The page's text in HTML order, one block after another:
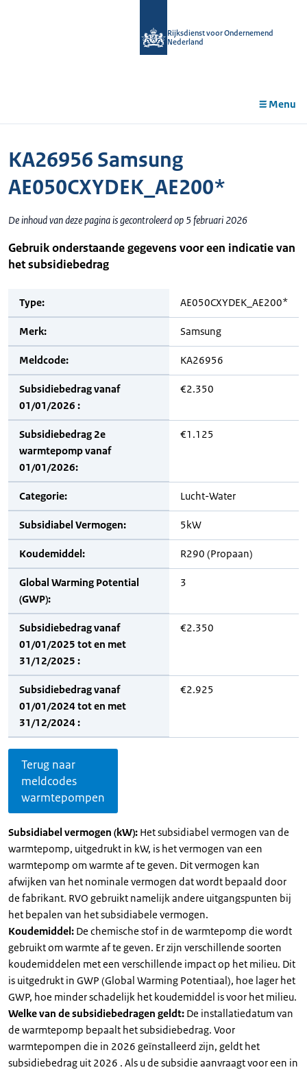
Rijksdienst voor Ondernemend
Nederland
Menu
KA26956 Samsung
AE050CXYDEK_AE200*
De inhoud van deze pagina is gecontroleerd op 5 februari 2026
Gebruik onderstaande gegevens voor een indicatie van
het subsidiebedrag
Type: AE050CXYDEK_AE200*
Merk: Samsung
Meldcode: KA26956
Subsidiebedrag vanaf
01/01/2026 :
€2.350
Subsidiebedrag 2e
warmtepomp vanaf
01/01/2026:
€1.125
Categorie: Lucht-Water
Subsidiabel Vermogen: 5kW
Koudemiddel: R290 (Propaan)
Global Warming Potential
(GWP):
3
Subsidiebedrag vanaf
01/01/2025 tot en met
31/12/2025 :
€2.350
Subsidiebedrag vanaf
01/01/2024 tot en met
31/12/2024 :
€2.925
Terug naar
meldcodes
warmtepompen
Subsidiabel vermogen (kW): Het subsidiabel vermogen van de
warmtepomp, uitgedrukt in kW, is het vermogen van een
warmtepomp om warmte af te geven. Dit vermogen kan
afwijken van het nominale vermogen dat wordt bepaald door
de fabrikant. RVO gebruikt namelijk andere uitgangspunten bij
het bepalen van het subsidiabele vermogen.
Koudemiddel: De chemische stof in de warmtepomp die wordt
gebruikt om warmte af te geven. Er zijn verschillende soorten
koudemiddelen met een verschillende impact op het milieu. Dit
is uitgedrukt in GWP (Global Warming Potentiaal), hoe lager het
GWP, hoe minder schadelijk het koudemiddel is voor het milieu.
Welke van de subsidiebedragen geldt: De installatiedatum van
de warmtepomp bepaalt het subsidiebedrag. Voor
warmtepompen die in 2026 geïnstalleerd zijn, geldt het
subsidiebedrag uit 2026 . Als u de subsidie aanvraagt voor een in